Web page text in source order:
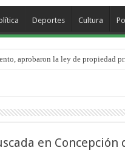
Deportes Cultura
aprobaron la ley de propiedad
de los 90 niños, niñas y
en Concepción